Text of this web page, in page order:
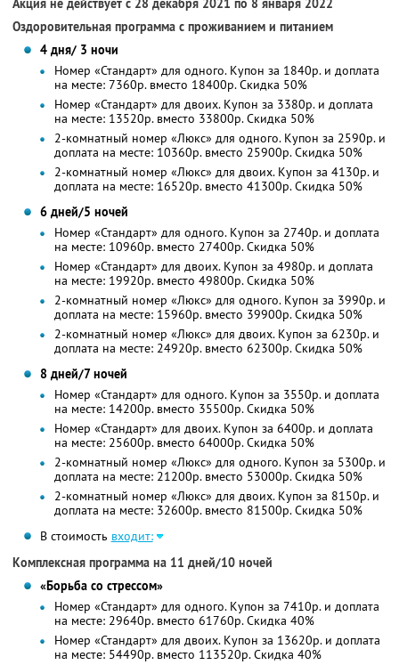
Акция не действует с 28 декабря 2021 по 8 января 2022
Оздоровительная программа с проживанием и питанием
4 дня/ 3 ночи
Номер «Стандарт» для одного. Купон за 1840р. и доплата
на месте: 7360р. вместо 18400р. Скидка 50%
Номер «Стандарт» для двоих. Купон за 3380р. и доплата
на месте: 13520р. вместо 33800р. Скидка 50%
2-комнатный номер «Люкс» для одного. Купон за 2590р. и
доплата на месте: 10360р. вместо 25900р. Скидка 50%
2-комнатный номер «Люкс» для двоих. Купон за 4130р. и
доплата на месте: 16520р. вместо 41300р. Скидка 50%
6 дней/5 ночей
Номер «Стандарт» для одного. Купон за 2740р. и доплата
на месте: 10960р. вместо 27400р. Скидка 50%
Номер «Стандарт» для двоих. Купон за 4980р. и доплата
на месте: 19920р. вместо 49800р. Скидка 50%
2-комнатный номер «Люкс» для одного. Купон за 3990р. и
доплата на месте: 15960р. вместо 39900р. Скидка 50%
2-комнатный номер «Люкс» для двоих. Купон за 6230р. и
доплата на месте: 24920р. вместо 62300р. Скидка 50%
8 дней/7 ночей
Номер «Стандарт» для одного. Купон за 3550р. и доплата
на месте: 14200р. вместо 35500р. Скидка 50%
Номер «Стандарт» для двоих. Купон за 6400р. и доплата
на месте: 25600р. вместо 64000р. Скидка 50%
2-комнатный номер «Люкс» для одного. Купон за 5300р. и
доплата на месте: 21200р. вместо 53000р. Скидка 50%
2-комнатный номер «Люкс» для двоих. Купон за 8150р. и
доплата на месте: 32600р. вместо 81500р. Скидка 50%
В стоимость входит:
Комплексная программа на 11 дней/10 ночей
«Борьба со стрессом»
Номер «Стандарт» для одного. Купон за 7410р. и доплата
на месте: 29640р. вместо 61760р. Скидка 40%
Номер «Стандарт» для двоих. Купон за 13620р. и доплата
на месте: 54490р. вместо 113520р. Скидка 40%